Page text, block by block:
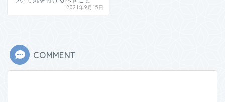
2021年9月15日
COMMENT